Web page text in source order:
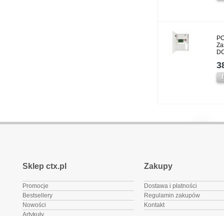
Sklep ctx.pl
Promocje
Bestsellery
Nowości
Artykuły
Zakupy
Dostawa i płatności
Regulamin zakupów
Kontakt